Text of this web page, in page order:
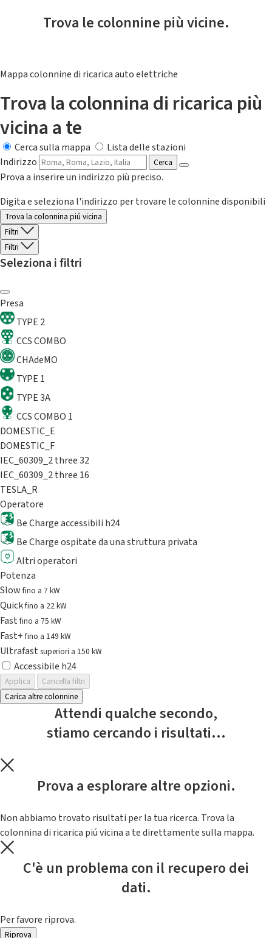
Trova le colonnine più vicine.
Mappa colonnine di ricarica auto elettriche
Trova la colonnina di ricarica più
vicina a te
Cerca sulla mappa
Lista delle stazioni
Indirizzo
Cerca
Prova a inserire un indirizzo più preciso.
Digita e seleziona l'indirizzo per trovare le colonnine disponibili
Trova la colonnina piú vicina
Filtri
Filtri
Seleziona i filtri
Presa
TYPE 2
CCS COMBO
CHAdeMO
TYPE 1
TYPE 3A
CCS COMBO 1
DOMESTIC_E
DOMESTIC_F
IEC_60309_2 three 32
IEC_60309_2 three 16
TESLA_R
Operatore
Be Charge accessibili h24
Be Charge ospitate da una struttura privata
Altri operatori
Potenza
Slowfino a 7 kW
Quickfino a 22 kW
Fastfino a 75 kW
Fast+fino a 149 kW
Ultrafast superiori a 150 kW
Accessibile h24
Applica
Cancella filtri
Carica altre colonnine
Attendi qualche secondo,
stiamo cercando i risultati...
Prova a esplorare altre opzioni.
Non abbiamo trovato risultati per la tua ricerca. Trova la
colonnina di ricarica piú vicina a te direttamente sulla mappa.
C'è un problema con il recupero dei
dati.
Per favore riprova.
Riprova